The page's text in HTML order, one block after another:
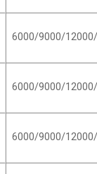
6000/9000/
6000/9000/
6000/9000/